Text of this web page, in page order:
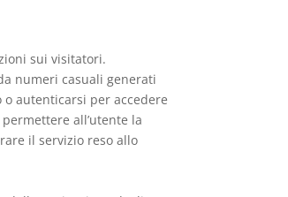
sui visitatori.
numeri casuali generati
autenticarsi per accedere
all’utente la
il servizio reso allo